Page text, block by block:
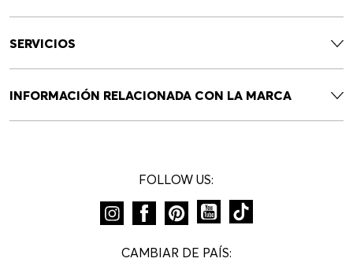
SERVICIOS
INFORMACIÓN RELACIONADA CON LA MARCA
FOLLOW US:
CAMBIAR DE PAÍS: